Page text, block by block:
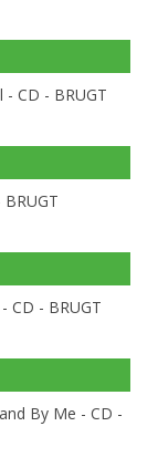
CD - BRUGT
CD - BRUGT
By Me - CD -